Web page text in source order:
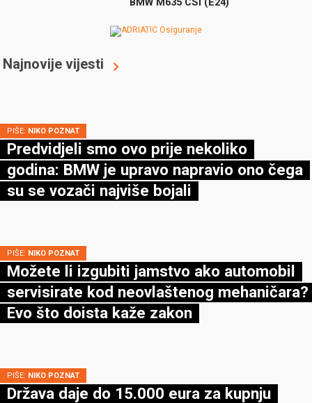
Najnovije vijesti
PIŠE: NIKO POZNAT
Predvidjeli smo ovo prije nekoliko
godina: BMW je upravo napravio ono čega
su se vozači najviše bojali
PIŠE: NIKO POZNAT
Možete li izgubiti jamstvo ako automobil
servisirate kod neovlaštenog mehaničara?
Evo što doista kaže zakon
PIŠE: NIKO POZNAT
Država daje do 15.000 eura za kupnju